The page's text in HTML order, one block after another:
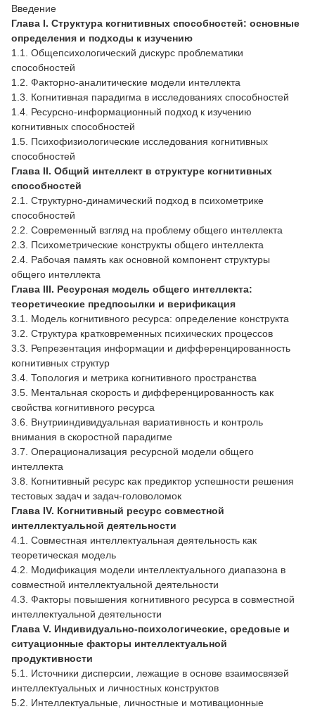
Введение
Глава I. Структура когнитивных способностей: основные
определения и подходы к изучению
1.1. Общепсихологический дискурс проблематики
способностей
1.2. Факторно-аналитические модели интеллекта
1.3. Когнитивная парадигма в исследованиях способностей
1.4. Ресурсно-информационный подход к изучению
когнитивных способностей
1.5. Психофизиологические исследования когнитивных
способностей
Глава II. Общий интеллект в структуре когнитивных
способностей
2.1. Структурно-динамический подход в психометрике
способностей
2.2. Современный взгляд на проблему общего интеллекта
2.3. Психометрические конструкты общего интеллекта
2.4. Рабочая память как основной компонент структуры
общего интеллекта
Глава III. Ресурсная модель общего интеллекта:
теоретические предпосылки и верификация
3.1. Модель когнитивного ресурса: определение конструкта
3.2. Структура кратковременных психических процессов
3.3. Репрезентация информации и дифференцированность
когнитивных структур
3.4. Топология и метрика когнитивного пространства
3.5. Ментальная скорость и дифференцированность как
свойства когнитивного ресурса
3.6. Внутрииндивидуальная вариативность и контроль
внимания в скоростной парадигме
3.7. Операционализация ресурсной модели общего
интеллекта
3.8. Когнитивный ресурс как предиктор успешности решения
тестовых задач и задач-головоломок
Глава IV. Когнитивный ресурс совместной
интеллектуальной деятельности
4.1. Совместная интеллектуальная деятельность как
теоретическая модель
4.2. Модификация модели интеллектуального диапазона в
совместной интеллектуальной деятельности
4.3. Факторы повышения когнитивного ресурса в совместной
интеллектуальной деятельности
Глава V. Индивидуально-психологические, средовые и
ситуационные факторы интеллектуальной
продуктивности
5.1. Источники дисперсии, лежащие в основе взаимосвязей
интеллектуальных и личностных конструктов
5.2. Интеллектуальные, личностные и мотивационные